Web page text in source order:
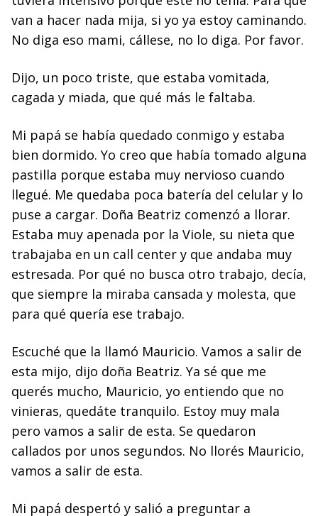
van a hacer nada mija, si yo ya estoy caminando.
No diga eso mami, cállese, no lo diga. Por favor.
Dijo, un poco triste, que estaba vomitada,
cagada y miada, que qué más le faltaba.
Mi papá se había quedado conmigo y estaba
bien dormido. Yo creo que había tomado alguna
pastilla porque estaba muy nervioso cuando
llegué. Me quedaba poca batería del celular y lo
puse a cargar. Doña Beatriz comenzó a llorar.
Estaba muy apenada por la Viole, su nieta que
trabajaba en un call center y que andaba muy
estresada. Por qué no busca otro trabajo, decía,
que siempre la miraba cansada y molesta, que
para qué quería ese trabajo.
Escuché que la llamó Mauricio. Vamos a salir de
esta mijo, dijo doña Beatriz. Ya sé que me
querés mucho, Mauricio, yo entiendo que no
vinieras, quedáte tranquilo. Estoy muy mala
pero vamos a salir de esta. Se quedaron
callados por unos segundos. No llorés Mauricio,
vamos a salir de esta.
Mi papá despertó y salió a preguntar a